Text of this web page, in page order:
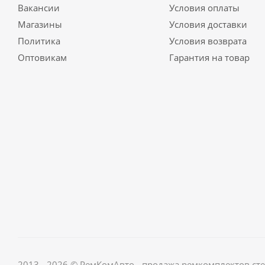
Вакансии
Магазины
Политика
Оптовикам
Условия оплаты
Условия доставки
Условия возврата
Гарантия на товар